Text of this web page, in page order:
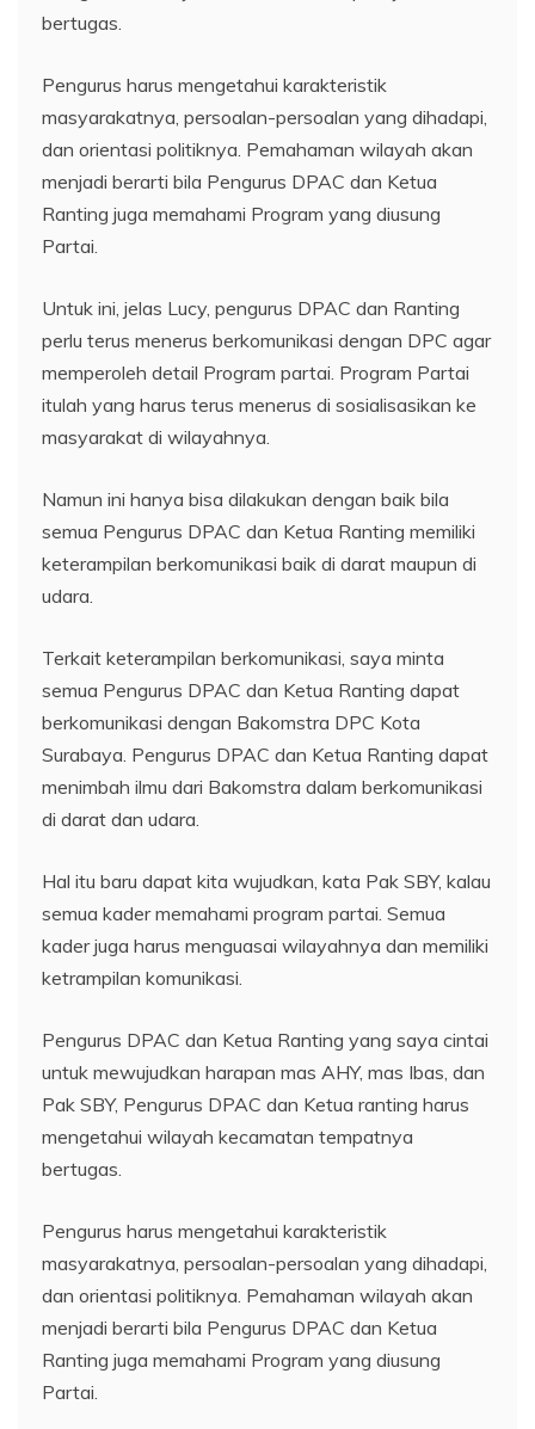
bertugas.
Pengurus harus mengetahui karakteristik
masyarakatnya, persoalan-persoalan yang dihadapi,
dan orientasi politiknya. Pemahaman wilayah akan
menjadi berarti bila Pengurus DPAC dan Ketua
Ranting juga memahami Program yang diusung
Partai.
Untuk ini, jelas Lucy, pengurus DPAC dan Ranting
perlu terus menerus berkomunikasi dengan DPC agar
memperoleh detail Program partai. Program Partai
itulah yang harus terus menerus di sosialisasikan ke
masyarakat di wilayahnya.
Namun ini hanya bisa dilakukan dengan baik bila
semua Pengurus DPAC dan Ketua Ranting memiliki
keterampilan berkomunikasi baik di darat maupun di
udara.
Terkait keterampilan berkomunikasi, saya minta
semua Pengurus DPAC dan Ketua Ranting dapat
berkomunikasi dengan Bakomstra DPC Kota
Surabaya. Pengurus DPAC dan Ketua Ranting dapat
menimbah ilmu dari Bakomstra dalam berkomunikasi
di darat dan udara.
Hal itu baru dapat kita wujudkan, kata Pak SBY, kalau
semua kader memahami program partai. Semua
kader juga harus menguasai wilayahnya dan memiliki
ketrampilan komunikasi.
Pengurus DPAC dan Ketua Ranting yang saya cintai
untuk mewujudkan harapan mas AHY, mas Ibas, dan
Pak SBY, Pengurus DPAC dan Ketua ranting harus
mengetahui wilayah kecamatan tempatnya
bertugas.
Pengurus harus mengetahui karakteristik
masyarakatnya, persoalan-persoalan yang dihadapi,
dan orientasi politiknya. Pemahaman wilayah akan
menjadi berarti bila Pengurus DPAC dan Ketua
Ranting juga memahami Program yang diusung
Partai.